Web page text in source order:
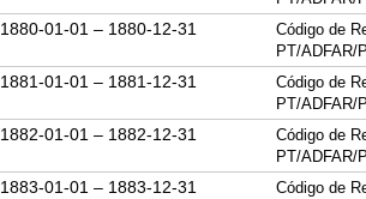
1880-01-01 – 1880-12-31
Código de
PT/ADFAR/
1881-01-01 – 1881-12-31
Código de
PT/ADFAR/
1882-01-01 – 1882-12-31
Código de
PT/ADFAR/
1883-01-01 – 1883-12-31
Código de